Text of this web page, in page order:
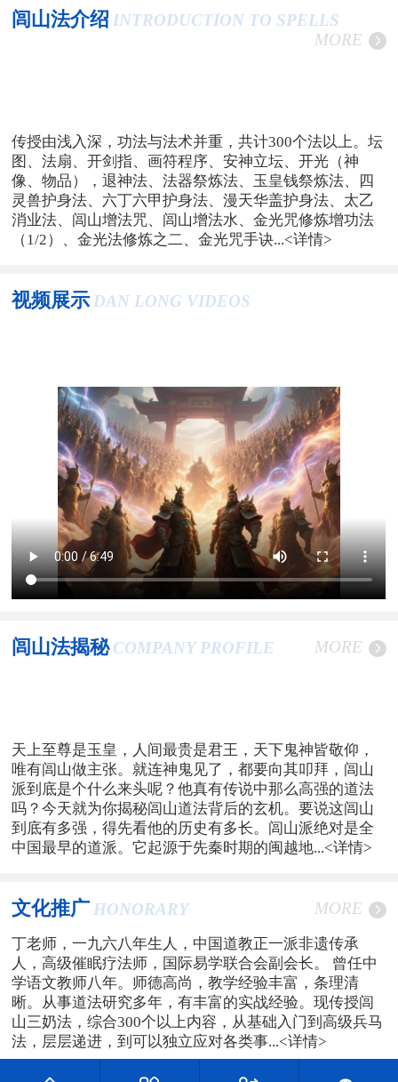
闾山法介绍 INTRODUCTION TO SPELLS
MORE
传授由浅入深，功法与法术并重，共计300个法以上。坛
图、法扇、开剑指、画符程序、安神立坛、开光（神
像、物品），退神法、法器祭炼法、玉皇钱祭炼法、四
灵兽护身法、六丁六甲护身法、漫天华盖护身法、太乙
消业法、闾山增法咒、闾山增法水、金光咒修炼增功法
（1/2）、金光法修炼之二、金光咒手诀...<详情>
视频展示 DAN LONG VIDEOS
闾山法揭秘 COMPANY PROFILE MORE
天上至尊是玉皇，人间最贵是君王，天下鬼神皆敬仰，
唯有闾山做主张。就连神鬼见了，都要向其叩拜，闾山
派到底是个什么来头呢？他真有传说中那么高强的道法
吗？今天就为你揭秘闾山道法背后的玄机。要说这闾山
到底有多强，得先看他的历史有多长。闾山派绝对是全
中国最早的道派。它起源于先秦时期的闽越地...<详情>
文化推广 HONORARY MORE
丁老师，一九六八年生人，中国道教正一派非遗传承
人，高级催眠疗法师，国际易学联合会副会长。 曾任中
学语文教师八年。师德高尚，教学经验丰富，条理清
晰。从事道法研究多年，有丰富的实战经验。现传授闾
山三奶法，综合300个以上内容，从基础入门到高级兵马
法，层层递进，到可以独立应对各类事...<详情>